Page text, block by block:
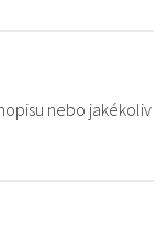
nebo jakékoliv